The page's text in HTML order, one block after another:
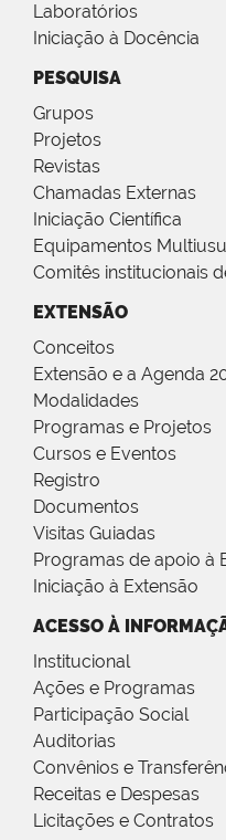
Laboratórios
Iniciação à Docência
PESQUISA
Grupos
Projetos
Revistas
Chamadas Externas
Iniciação Científica
Equipamentos
Comitês institucionais
EXTENSÃO
Conceitos
Extensão e a Agenda
Modalidades
Programas e Projetos
Cursos e Eventos
Registro
Documentos
Visitas Guiadas
Programas de apoio à
Iniciação à Extensão
ACESSO À
Institucional
Ações e Programas
Participação Social
Auditorias
Convênios e
Receitas e Despesas
Licitações e Contratos